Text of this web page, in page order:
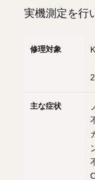
実機測定を行
修理対象
主な症状